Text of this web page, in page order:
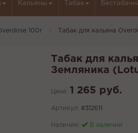
Кальяны Табак
100г Табак для кальяна
Табак для
Земляника
Цена: 1 265 руб.
Артикул: #312611
Наличие: В наличии